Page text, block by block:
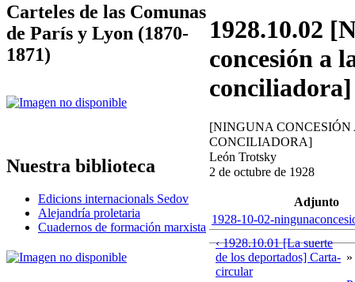
Carteles de las Comunas
de París y Lyon (1870-
1871)
Nuestra biblioteca
Edicions internacionals Sedov
Alejandría proletaria
Cuadernos de formación marxista
1928.10.02
concesión a
conciliadora]
[NINGUNA
CONCILIADORA]
León Trotsky
2 de octubre de 1928
Adjunto
1928-10-02-
‹ 1928.10.01 [La suerte
de los deportados] Carta-
circular
»